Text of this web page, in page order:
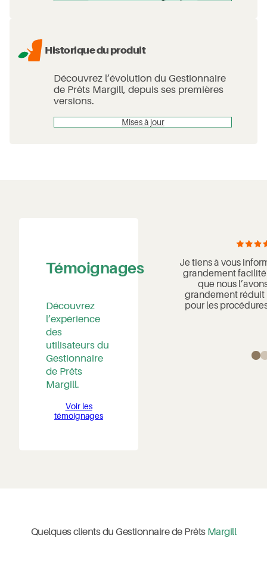
Historique du produit
Découvrez l’évolution du Gestionnaire
de Prêts Margill, depuis ses premières
versions.
Mises à jour
Témoignages
Découvrez
l’expérience
des
utilisateurs du
Gestionnaire
de Prêts
Margill.
Voir les
témoignages
adaptable, et bien d’autres
qualificatifs, mais j’aimerais surtout
devrais-je dire le support-client. Les
suivis sont très rapides et efficaces.
Je tiens à vous
grandement facilité
que nous
grandement réduit
pour les
Quelques clients du Gestionnaire de Prêts Margill